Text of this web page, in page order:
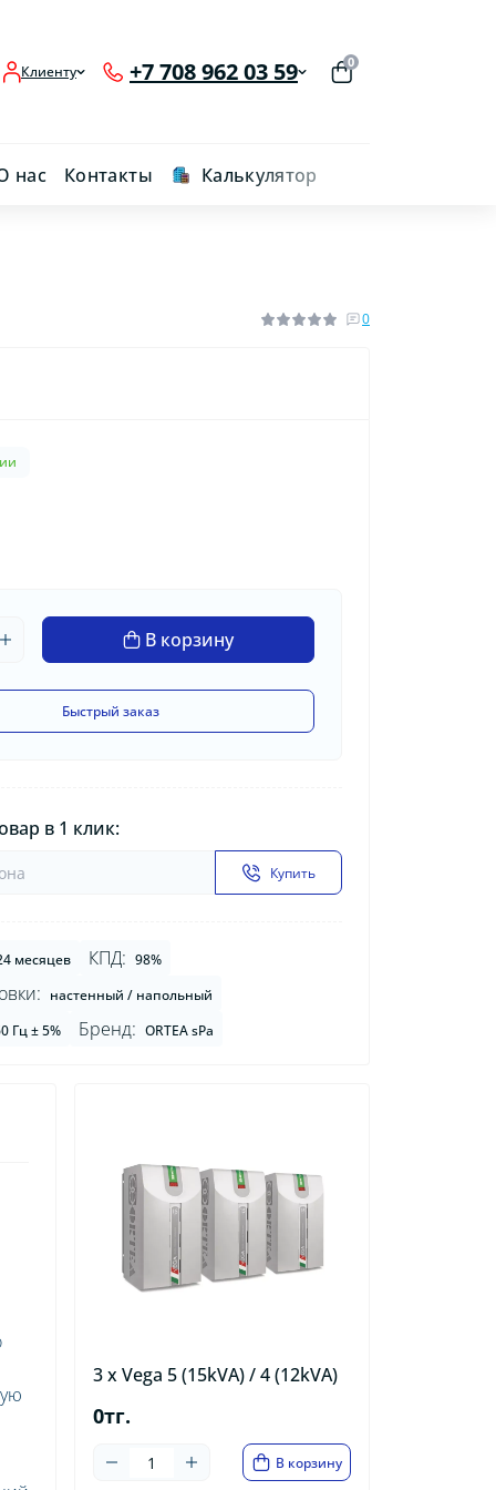
Клиенту +7 708 962 03 59 0
нас Контакты Калькулятор
0
В корзину
Быстрый заказ
в 1 клик:
Купить
месяцев КПД: 98%
настенный / напольный
Гц ± 5% Бренд: ORTEA sPa
3 x Vega 5 (15kVA) / 4 (12kVA)
0тг.
В корзину